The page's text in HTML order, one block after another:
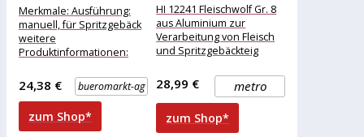
Gusseisen,
Spritzgebäckaufsatz,...
Merkmale: Ausführung:
manuell, für Spritzgebäck
weitere
Produktinformationen:
(Gehäuse), Holz (Kurbel)
Farbe: silber Maße
Scheiben: 6 cm (Ø) Maße:
bueromarkt-ag
24,38 €
zum Shop*
HI 12241 Fleischwolf Gr. 8
aus Aluminium zur
Verarbeitung von Fleisch
und Spritzgebäckteig
aus Edelstahl Kurbel mit
metro
28,99 €
zum Shop*